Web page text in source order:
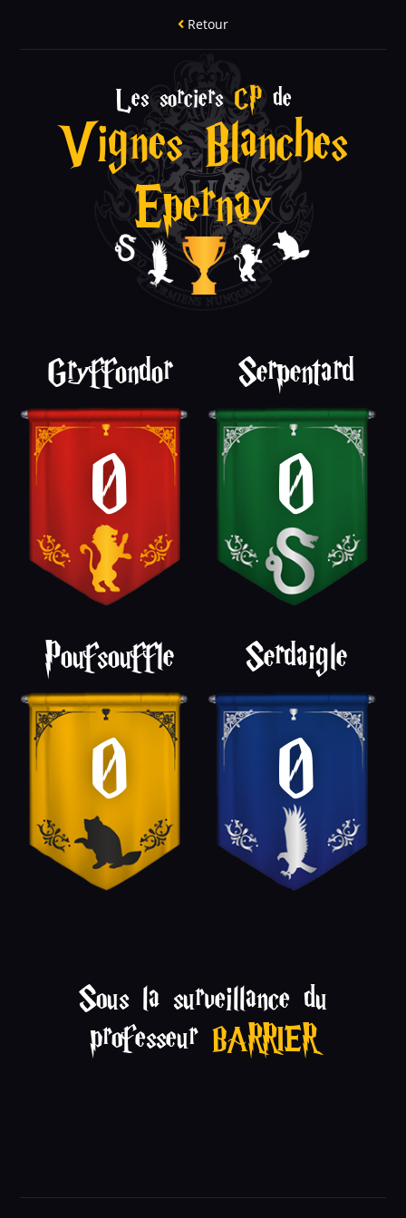
Retour
Les sorciersCPde
Vignes Blanches
Epernay
Gryffondor
0
Serpentard
0
Poufsouffle
0
Serdaigle
0
Sous la surveillance du
professeur BARRIER